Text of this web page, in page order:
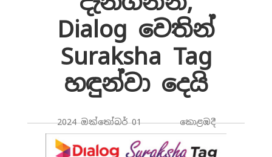
Dialog වෙතින්
Suraksha Tag
හඳුන්වා දෙයි
2024 ඔක්තෝබර් 01 කොළඹදී